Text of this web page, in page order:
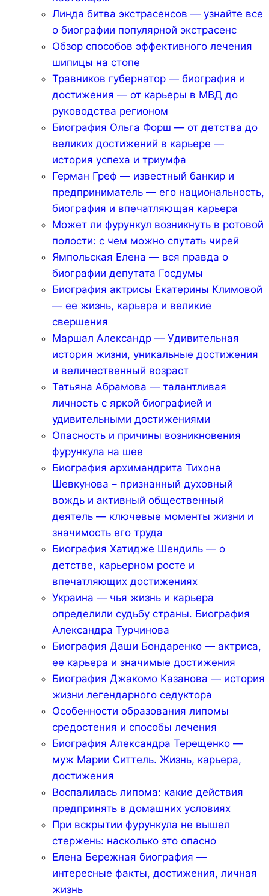
Линда битва экстрасенсов — узнайте все
о биографии популярной экстрасенс
Обзор способов эффективного лечения
шипицы на стопе
Травников губернатор — биография и
достижения — от карьеры в МВД до
руководства регионом
Биография Ольга Форш — от детства до
великих достижений в карьере —
история успеха и триумфа
Герман Греф — известный банкир и
предприниматель — его национальность,
биография и впечатляющая карьера
Может ли фурункул возникнуть в ротовой
полости: с чем можно спутать чирей
Ямпольская Елена — вся правда о
биографии депутата Госдумы
Биография актрисы Екатерины Климовой
— ее жизнь, карьера и великие
свершения
Маршал Александр — Удивительная
история жизни, уникальные достижения
и величественный возраст
Татьяна Абрамова — талантливая
личность с яркой биографией и
удивительными достижениями
Опасность и причины возникновения
фурункула на шее
Биография архимандрита Тихона
Шевкунова – признанный духовный
вождь и активный общественный
деятель — ключевые моменты жизни и
значимость его труда
Биография Хатидже Шендиль — о
детстве, карьерном росте и
впечатляющих достижениях
Украина — чья жизнь и карьера
определили судьбу страны. Биография
Александра Турчинова
Биография Даши Бондаренко — актриса,
ее карьера и значимые достижения
Биография Джакомо Казанова — история
жизни легендарного седуктора
Особенности образования липомы
средостения и способы лечения
Биография Александра Терещенко —
муж Марии Ситтель. Жизнь, карьера,
достижения
Воспалилась липома: какие действия
предпринять в домашних условиях
При вскрытии фурункула не вышел
стержень: насколько это опасно
Елена Бережная биография —
интересные факты, достижения, личная
жизнь